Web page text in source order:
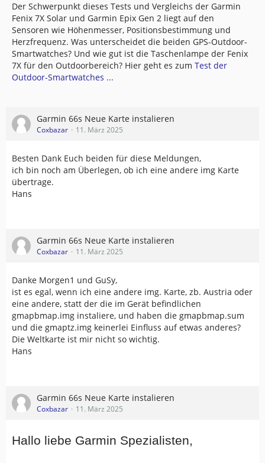
Der Schwerpunkt dieses Tests und Vergleichs der Garmin
Fenix 7X Solar und Garmin Epix Gen 2 liegt auf den
Sensoren wie Höhenmesser, Positionsbestimmung und
Herzfrequenz. Was unterscheidet die beiden GPS-Outdoor-
Smartwatches? Und wie gut ist die Taschenlampe der Fenix
7X für den Outdoorbereich? Hier geht es zum Test der
Outdoor-Smartwatches ...
Garmin 66s Neue Karte instalieren
Coxbazar 11. März 2025
Besten Dank Euch beiden für diese Meldungen,
ich bin noch am Überlegen, ob ich eine andere img Karte
übertrage.
Hans
Garmin 66s Neue Karte instalieren
Coxbazar 11. März 2025
Danke Morgen1 und GuSy,
ist es egal, wenn ich eine andere img. Karte, zb. Austria oder
eine andere, statt der die im Gerät befindlichen
gmapbmap.img instaliere, und haben die gmapbmap.sum
und die gmaptz.img keinerlei Einfluss auf etwas anderes?
Die Weltkarte ist mir nicht so wichtig.
Hans
Garmin 66s Neue Karte instalieren
Coxbazar 11. März 2025
Hallo liebe Garmin Spezialisten,